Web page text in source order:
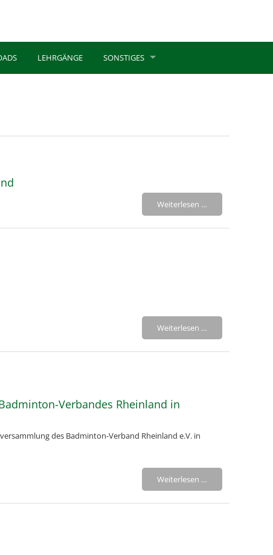
LEHRGÄNGE SONSTIGES
Weiterlesen …
Weiterlesen …
Verbandes Rheinland in
des Badminton-Verband Rheinland e.V. in
Weiterlesen …